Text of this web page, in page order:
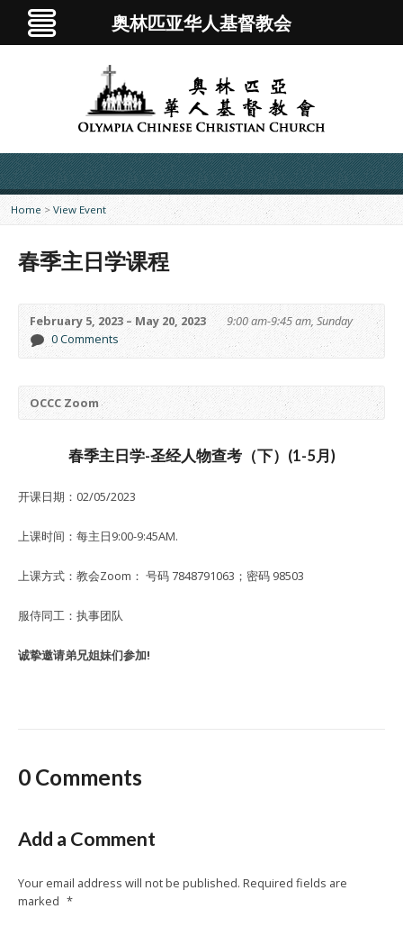
Home > View Event
春季主日学课程
February 5, 2023 – May 20, 2023
9:00 am-9:45 am, Sunday
0 Comments
OCCC Zoom
春季主日学-圣经人物查考（下）(1-5月)
开课日期：02/05/2023
上课时间：每主日9:00-9:45AM.
上课方式：教会Zoom： 号码 7848791063；密码 98503
服侍同工：执事团队
诚挚邀请弟兄姐妹们参加!
0 Comments
Add a Comment
Your email address will not be published. Required fields are
marked *
奥林匹亚华人基督教会